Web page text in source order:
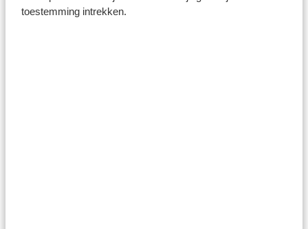
toestemming intrekken.